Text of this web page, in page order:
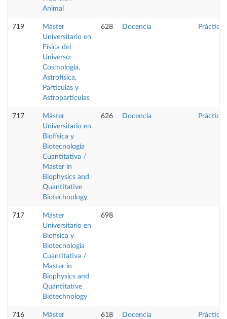
Animal
719
Máster
Universitario en
Física del
Universo:
Cosmología,
Astrofísica,
Partículas y
Astropartículas
628 Docencia Prácticas
717
Máster
Universitario en
Biofísica y
Biotecnología
Cuantitativa /
Master in
Biophysics and
Quantitative
Biotechnology
626 Docencia Prácticas
717
Máster
Universitario en
Biofísica y
Biotecnología
Cuantitativa /
Master in
Biophysics and
Quantitative
Biotechnology
698
716
Máster
618 Docencia Prácticas